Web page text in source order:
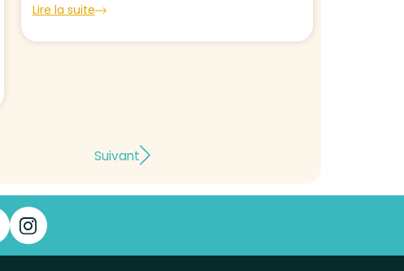
patrimoine historique, Souillac est une
Lire la suite
Suivant